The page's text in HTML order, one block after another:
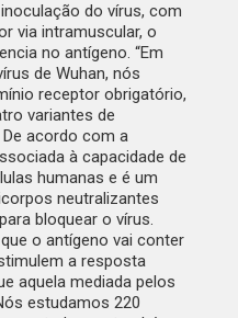
do vírus, com
via intramuscular, o
no antígeno. “Em
de Wuhan, nós
receptor obrigatório,
variantes de
De acordo com a
à capacidade de
humanas e é um
neutralizantes
bloquear o vírus.
o antígeno vai conter
a resposta
aquela mediada pelos
estudamos 220